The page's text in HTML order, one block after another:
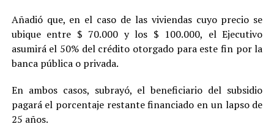
Añadió que, en el caso de las viviendas cuyo precio se
ubique entre $ 70.000 y los $ 100.000, el Ejecutivo
asumirá el 50% del crédito otorgado para este fin por la
banca pública o privada.
En ambos casos, subrayó, el beneficiario del subsidio
pagará el porcentaje restante financiado en un lapso de
25 años.